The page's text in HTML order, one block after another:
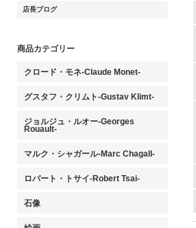
店長ブログ
商品カテゴリー
クロード・モネ-Claude Monet-
グスタフ・クリムト-Gustav Klimt-
ジョルジュ・ルオー-Georges
Rouault-
マルク・シャガール-Marc Chagall-
ロバート・トサイ-Robert Tsai-
石像